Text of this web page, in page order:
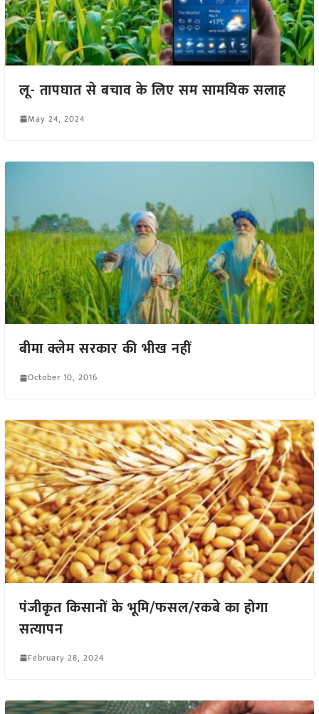
लू- तापघात से बचाव के लिए सम सामयिक सलाह
May 24, 2024
बीमा क्लेम सरकार की भीख नहीं
October 10, 2016
पंजीकृत किसानों के भूमि/फसल/रकबे का होगा
सत्यापन
February 28, 2024